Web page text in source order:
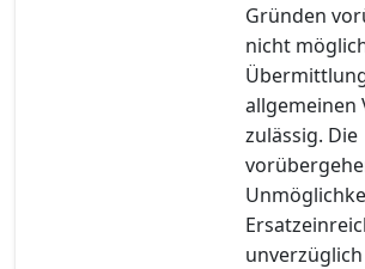
Gründen
nicht
allgemeinen
zulässig. Die